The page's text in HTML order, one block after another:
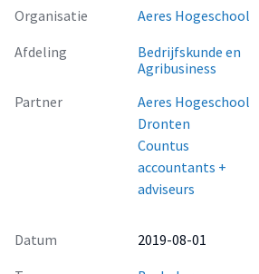
Organisatie
Aeres Hogeschool
Afdeling
Bedrijfskunde en
Agribusiness
Partner
Aeres Hogeschool
Dronten
Countus
accountants +
adviseurs
Datum
2019-08-01